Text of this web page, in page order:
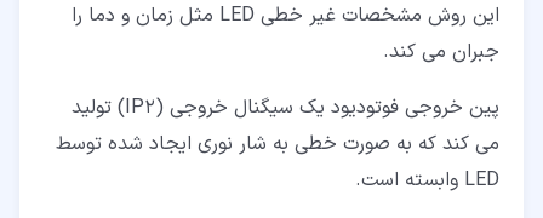
این روش مشخصات غیر خطی LED مثل زمان و دما را
جبران می کند.
پین خروجی فوتودیود یک سیگنال خروجی (IP2) تولید
می کند که به صورت خطی به شار نوری ایجاد شده توسط
LED وابسته است.